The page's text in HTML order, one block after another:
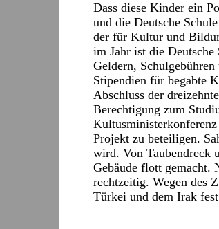
Dass diese Kinder ein
und die Deutsche
der für Kultur und
im Jahr ist die
Geldern,
Stipendien für begabte
Abschluss der
Berechtigung zum
Projekt zu beteiligen.
wird. Von Taubendreck
Gebäude flott gemacht.
rechtzeitig. Wegen des
Türkei und dem Irak